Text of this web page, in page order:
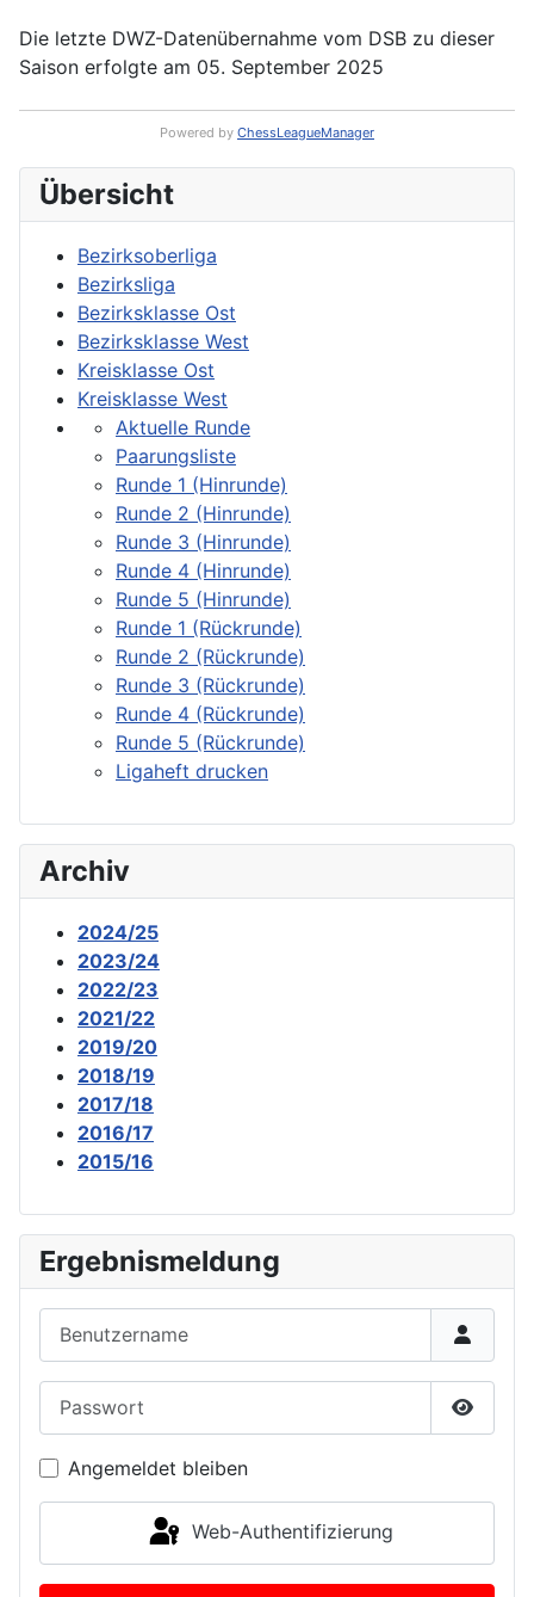
Übersicht
Bezirksoberliga
Bezirksliga
Bezirksklasse Ost
Bezirksklasse West
Kreisklasse Ost
Kreisklasse West
Aktuelle Runde
Paarungsliste
Runde 1 (Hinrunde)
Runde 2 (Hinrunde)
Runde 3 (Hinrunde)
Runde 4 (Hinrunde)
Runde 5 (Hinrunde)
Runde 1 (Rückrunde)
Runde 2 (Rückrunde)
Runde 3 (Rückrunde)
Runde 4 (Rückrunde)
Runde 5 (Rückrunde)
Ligaheft drucken
Archiv
2024/25
2023/24
2022/23
2021/22
2019/20
2018/19
2017/18
2016/17
2015/16
Ergebnismeldung
Angemeldet bleiben
Web-Authentifizierung
Die letzte DWZ-Datenübernahme vom DSB zu dieser
Saison erfolgte am 05. September 2025
Powered by ChessLeagueManager